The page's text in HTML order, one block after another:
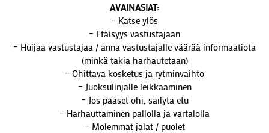
AVAINASIAT:
– Katse ylös
– Etäisyys vastustajaan
– Huijaa vastustajaa / anna vastustajalle väärää informaatiota
(minkä takia harhautetaan)
– Ohittava kosketus ja rytminvaihto
– Juoksulinjalle leikkaaminen
– Jos pääset ohi, säilytä etu
– Harhauttaminen pallolla ja vartalolla
– Molemmat jalat / puolet